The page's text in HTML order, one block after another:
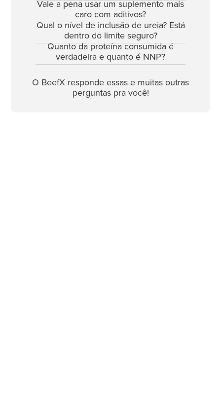
Vale a pena usar um suplemento mais
caro com aditivos?
Qual o nível de inclusão de ureia? Está
dentro do limite seguro?
Quanto da proteína consumida é
verdadeira e quanto é NNP?
O BeefX responde essas e muitas outras
perguntas pra você!